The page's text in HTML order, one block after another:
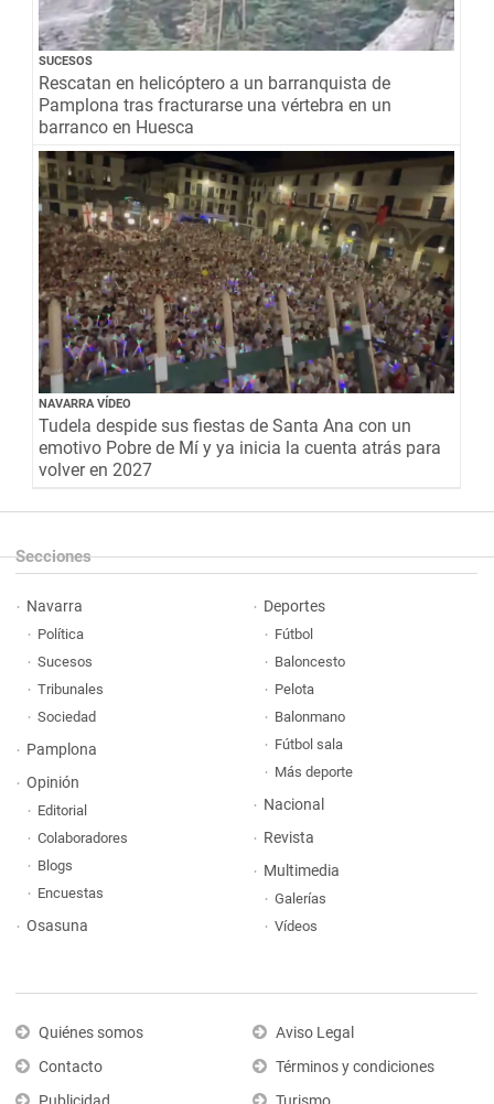
SUCESOS
Rescatan en helicóptero a un barranquista de
Pamplona tras fracturarse una vértebra en un
barranco en Huesca
NAVARRA VÍDEO
Tudela despide sus fiestas de Santa Ana con un
emotivo Pobre de Mí y ya inicia la cuenta atrás para
volver en 2027
Secciones
Navarra
Política
Sucesos
Tribunales
Sociedad
Pamplona
Opinión
Editorial
Colaboradores
Blogs
Encuestas
Osasuna
Deportes
Fútbol
Baloncesto
Pelota
Balonmano
Fútbol sala
Más deporte
Nacional
Revista
Multimedia
Galerías
Vídeos
Quiénes somos
Contacto
Aviso Legal
Términos y condiciones